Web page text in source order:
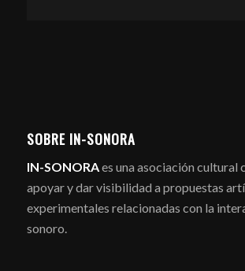
SOBRE IN-SONORA
IN-SONORAes una asociación cultural
apoyar y dar visibilidad a propuestas
experimentales relacionadas con la
sonoro.